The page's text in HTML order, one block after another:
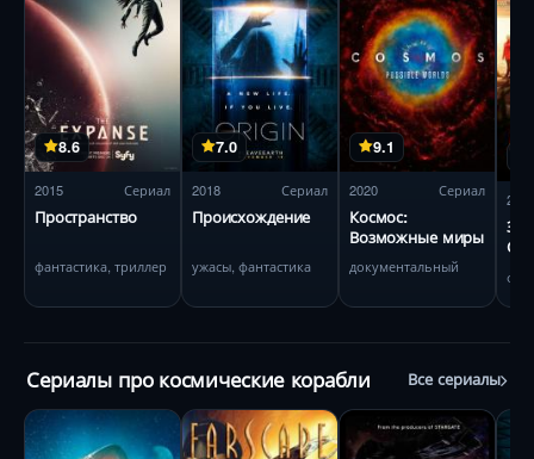
8.6
2015 Сериал
Пространство
фантастика, триллер
7.0
2018 Сериал
Происхождение
ужасы, фантастика
9.1
2020 Сериал
Космос:
Возможные миры
документальный
2022
Сериалы про космические корабли Все сериалы